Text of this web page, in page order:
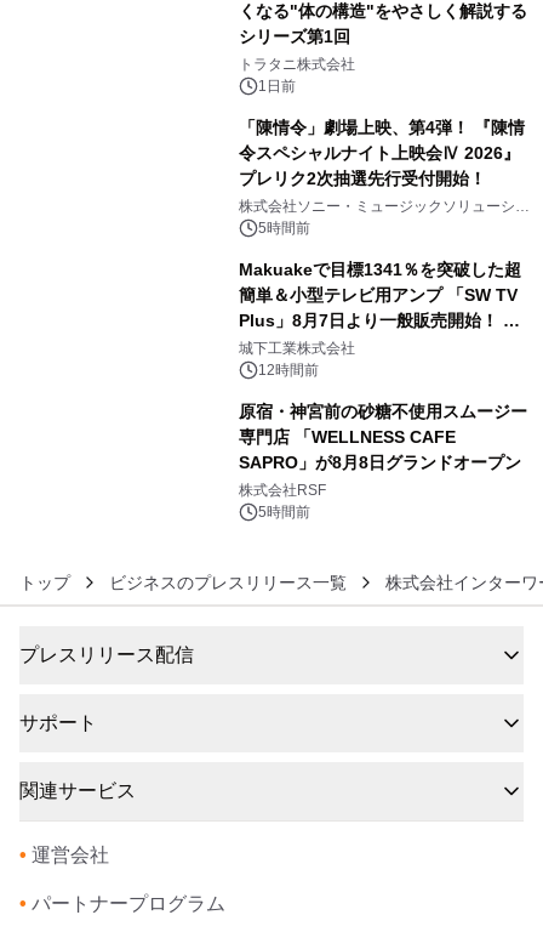
くなる"体の構造"をやさしく解説する
シリーズ第1回
トラタニ株式会社
1日前
「陳情令」劇場上映、第4弾！ 『陳情
令スペシャルナイト上映会Ⅳ 2026』
プレリク2次抽選先行受付開始！
株式会社ソニー・ミュージックソリューショ
ンズ5時間前
Makuakeで目標1341％を突破した超
簡単＆小型テレビ用アンプ 「SW TV
Plus」8月7日より一般販売開始！ ケ
ーブル1本つなぐだけ、テレビの音が
ぐっと豊かに
城下工業株式会社
12時間前
原宿・神宮前の砂糖不使用スムージー
専門店 「WELLNESS CAFE
SAPRO」が8月8日グランドオープン
株式会社RSF
5時間前
トップ ビジネスのプレスリリース一覧 株式会社インターワ
プレスリリース配信
サポート
関連サービス
• 運営会社
• パートナープログラム